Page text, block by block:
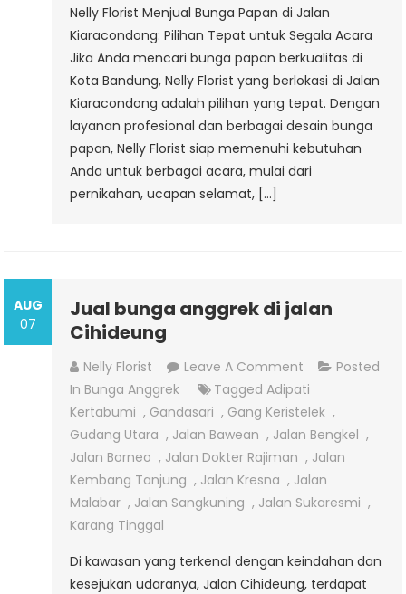
Nelly Florist Menjual Bunga Papan di Jalan
Kiaracondong: Pilihan Tepat untuk Segala Acara
Jika Anda mencari bunga papan berkualitas di
Kota Bandung, Nelly Florist yang berlokasi di Jalan
Kiaracondong adalah pilihan yang tepat. Dengan
layanan profesional dan berbagai desain bunga
papan, Nelly Florist siap memenuhi kebutuhan
Anda untuk berbagai acara, mulai dari
pernikahan, ucapan selamat, […]
AUG
07
Jual bunga anggrek di jalan
Cihideung
Nelly Florist Leave A Comment On
Jual
Bunga
Anggrek
Di
Jalan
Cihideung
Posted
In Bunga Anggrek TaggedAdipati
Kertabumi , Gandasari , Gang Keristelek ,
Gudang Utara , Jalan Bawean , Jalan Bengkel ,
Jalan Borneo , Jalan Dokter Rajiman , Jalan
Kembang Tanjung , Jalan Kresna , Jalan
Malabar , Jalan Sangkuning , Jalan Sukaresmi ,
Karang Tinggal
Di kawasan yang terkenal dengan keindahan dan
kesejukan udaranya, Jalan Cihideung, terdapat